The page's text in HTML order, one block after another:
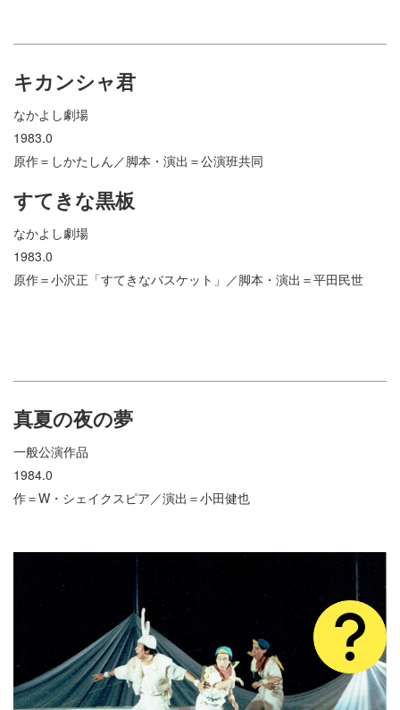
キカンシャ君
なかよし劇場
1983.0
原作＝しかたしん／脚本・演出＝公演班共同
すてきな黒板
なかよし劇場
1983.0
原作＝小沢正「すてきなバスケット」／脚本・演出＝平田民世
真夏の夜の夢
一般公演作品
1984.0
作＝W・シェイクスピア／演出＝小田健也